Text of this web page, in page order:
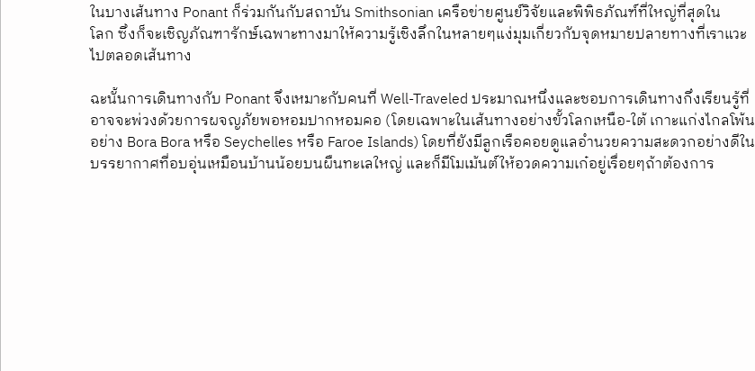
ในบางเส้นทาง Ponant ก็ร่วมกันกับสถาบัน Smithsonian เครือข่ายศูนย์วิจัยและพิพิธภัณฑ์ที่ใหญ่ที่สุดใน
โลก ซึ่งก็จะเชิญภัณฑารักษ์เฉพาะทางมาให้ความรู้เชิงลึกในหลายๆแง่มุมเกี่ยวกับจุดหมายปลายทางที่เราแวะ
ไปตลอดเส้นทาง
ฉะนั้นการเดินทางกับ Ponant จึงเหมาะกับคนที่ Well-Traveled ประมาณหนึ่งและชอบการเดินทางกึ่งเรียนรู้ที่
อาจจะพ่วงด้วยการผจญภัยพอหอมปากหอมคอ (โดยเฉพาะในเส้นทางอย่างขั้วโลกเหนือ-ใต้ เกาะแก่งไกลโพ้น
อย่าง Bora Bora หรือ Seychelles หรือ Faroe Islands) โดยที่ยังมีลูกเรือคอยดูแลอำนวยความสะดวกอย่างดีใน
บรรยากาศที่อบอุ่นเหมือนบ้านน้อยบนผืนทะเลใหญ่ และก็มีโมเม้นต์ให้อวดความเก๋อยู่เรื่อยๆถ้าต้องการ